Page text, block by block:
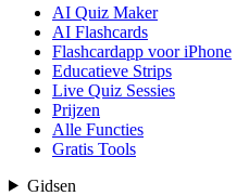
AI Quiz Maker
AI Flashcards
Flashcardapp voor iPhone
Educatieve Strips
Live Quiz Sessies
Prijzen
Alle Functies
Gratis Tools
Gidsen